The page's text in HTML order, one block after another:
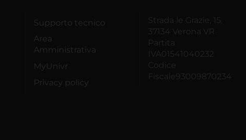
Supporto tecnico
Area
Amministrativa
MyUnivr
Privacy policy
Strada le Grazie, 15,
37134 Verona VR
Partita
IVA01541040232
Codice
Fiscale93009870234